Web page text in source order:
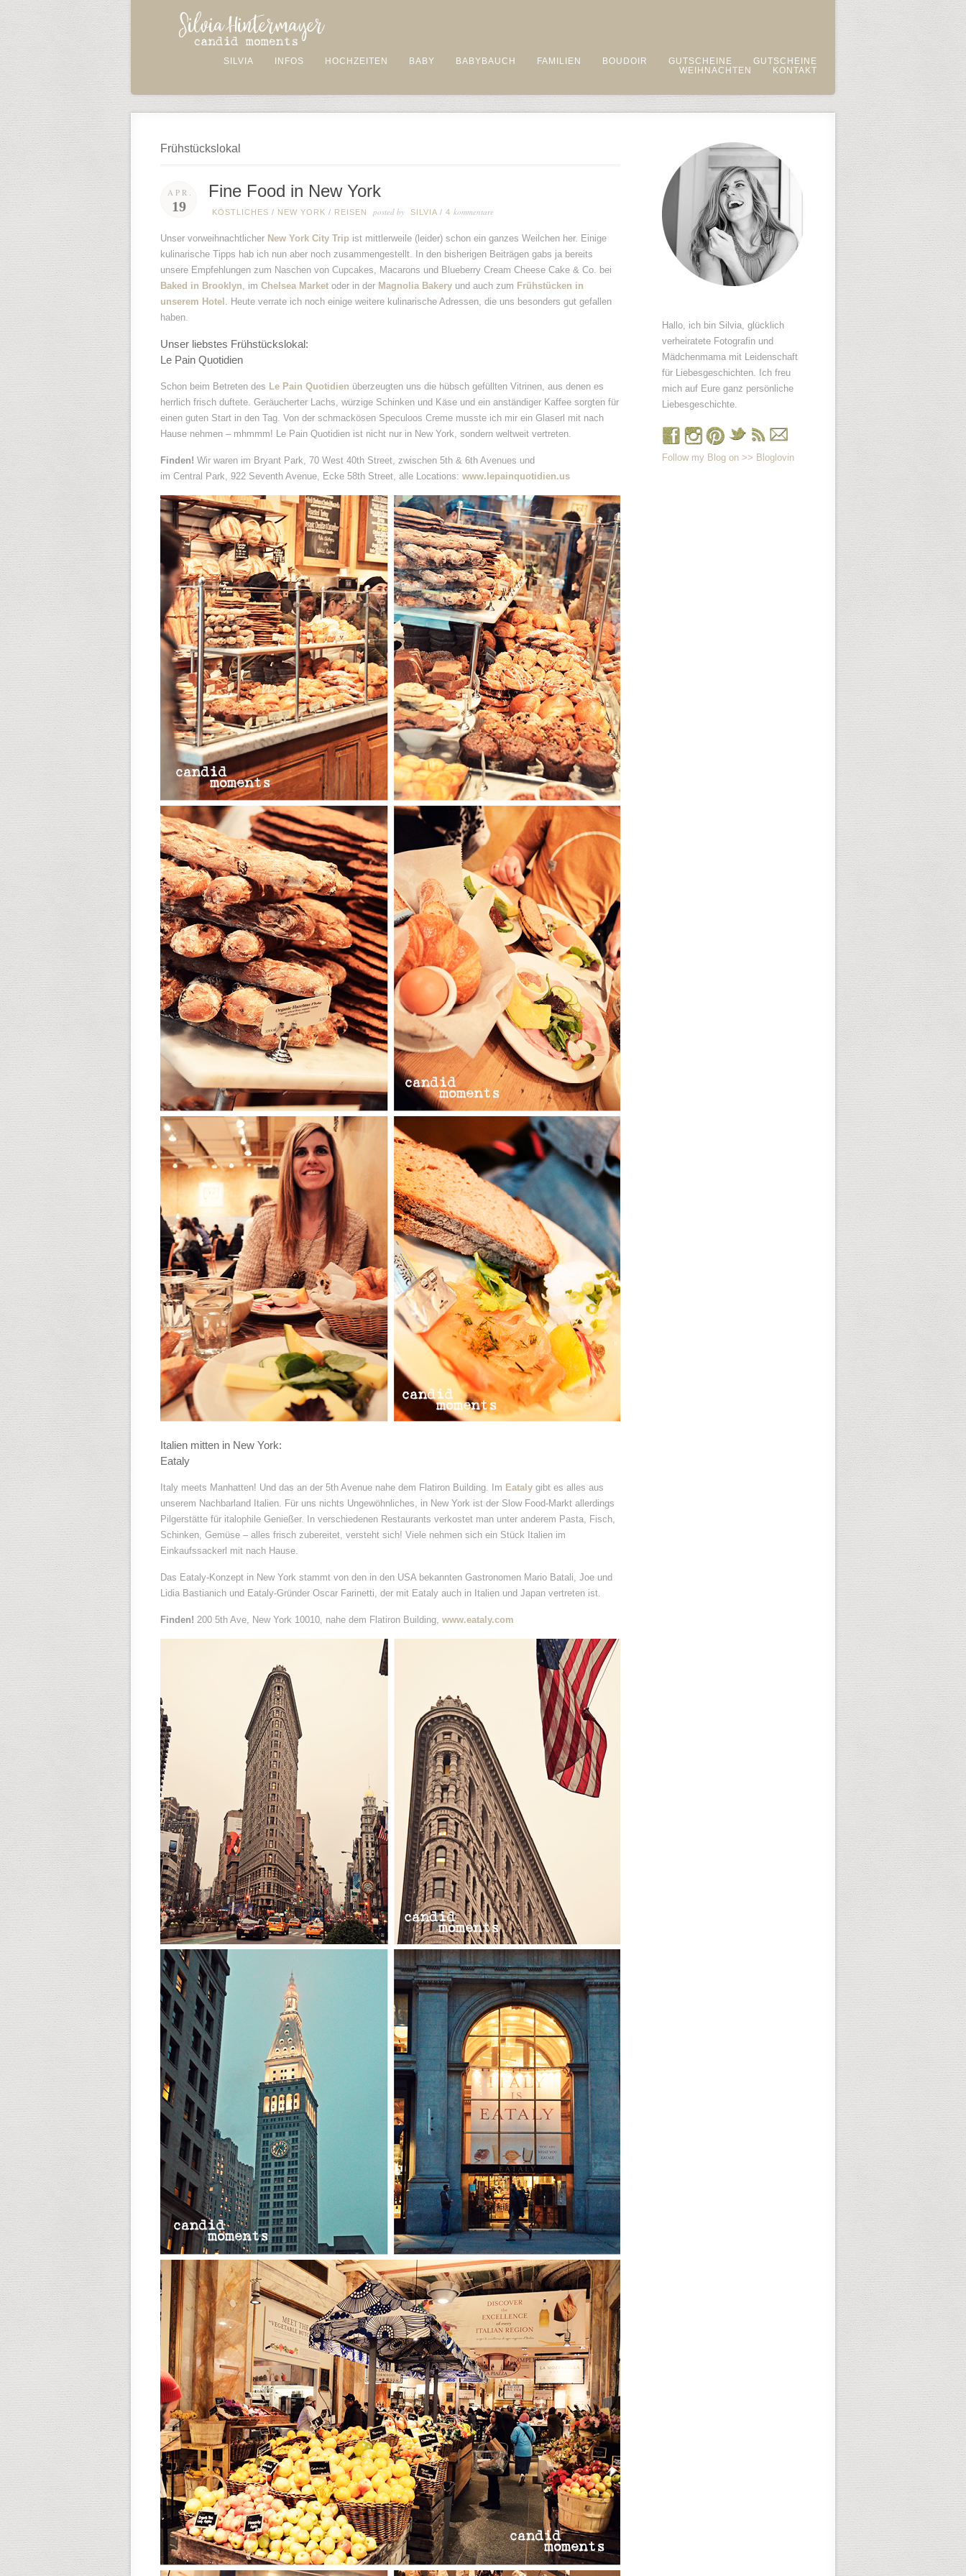
SILVIA INFOS HOCHZEITEN BABY BABYBAUCH FAMILIEN BOUDOIR GUTSCHEINE
GUTSCHEINE
WEIHNACHTEN
KONTAKT
Frühstückslokal
APR.
19
Fine Food in New York
KÖSTLICHES / NEW YORK / REISEN posted by SILVIA / 4 kommentare
Unser vorweihnachtlicher New York City Trip ist mittlerweile (leider) schon ein ganzes Weilchen her. Einige
kulinarische Tipps hab ich nun aber noch zusammengestellt. In den bisherigen Beiträgen gabs ja bereits
unsere Empfehlungen zum Naschen von Cupcakes, Macarons und Blueberry Cream Cheese Cake & Co. bei
Baked in Brooklyn, im Chelsea Market oder in der Magnolia Bakery und auch zum Frühstücken in
unserem Hotel . Heute verrate ich noch einige weitere kulinarische Adressen, die uns besonders gut gefallen
haben.
Unser liebstes Frühstückslokal:
Le Pain Quotidien
Schon beim Betreten des Le Pain Quotidien überzeugten uns die hübsch gefüllten Vitrinen, aus denen es
herrlich frisch duftete. Geräucherter Lachs, würzige Schinken und Käse und ein anständiger Kaffee sorgten für
einen guten Start in den Tag. Von der schmackösen Speculoos Creme musste ich mir ein Glaserl mit nach
Hause nehmen – mhmmm! Le Pain Quotidien ist nicht nur in New York, sondern weltweit vertreten.
Finden! Wir waren im Bryant Park, 70 West 40th Street, zwischen 5th & 6th Avenues und
im Central Park, 922 Seventh Avenue, Ecke 58th Street, alle Locations: www.lepainquotidien.us
Italien mitten in New York:
Eataly
Italy meets Manhatten! Und das an der 5th Avenue nahe dem Flatiron Building. Im Eataly gibt es alles aus
unserem Nachbarland Italien. Für uns nichts Ungewöhnliches, in New York ist der Slow Food-Markt allerdings
Pilgerstätte für italophile Genießer. In verschiedenen Restaurants verkostet man unter anderem Pasta, Fisch,
Schinken, Gemüse – alles frisch zubereitet, versteht sich! Viele nehmen sich ein Stück Italien im
Einkaufssackerl mit nach Hause.
Das Eataly-Konzept in New York stammt von den in den USA bekannten Gastronomen Mario Batali, Joe und
Lidia Bastianich und Eataly-Gründer Oscar Farinetti, der mit Eataly auch in Italien und Japan vertreten ist.
Finden! 200 5th Ave, New York 10010, nahe dem Flatiron Building, www.eataly.com
Hallo, ich bin Silvia, glücklich
verheiratete Fotografin und
Mädchenmama mit Leidenschaft
für Liebesgeschichten. Ich freu
mich auf Eure ganz persönliche
Liebesgeschichte.
Follow my Blog on >> Bloglovin